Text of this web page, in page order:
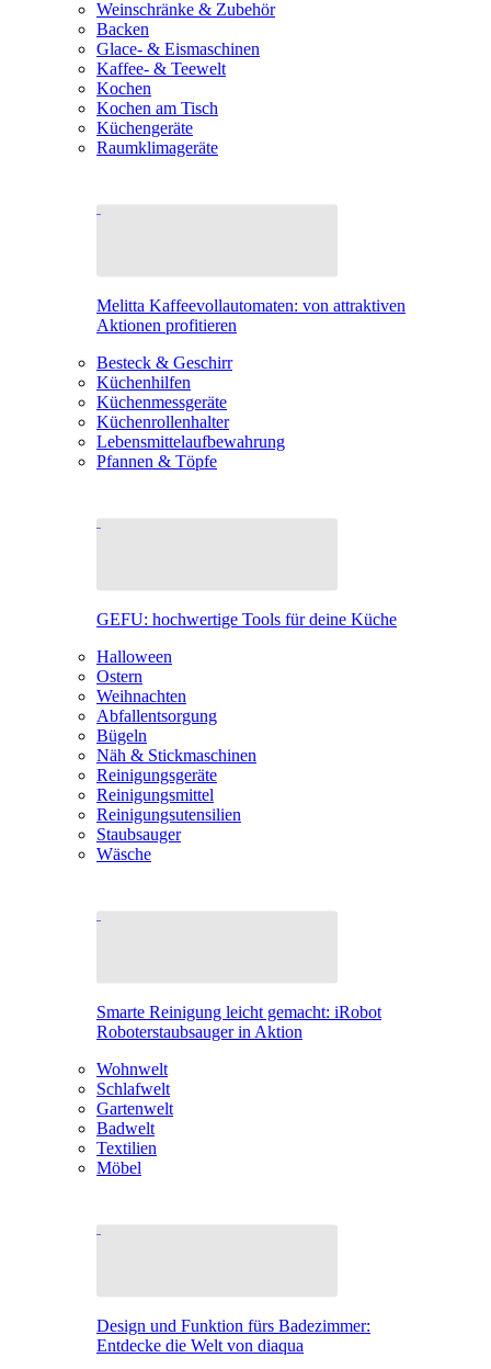
Weinschränke & Zubehör
Backen
Glace- & Eismaschinen
Kaffee- & Teewelt
Kochen
Kochen am Tisch
Küchengeräte
Raumklimageräte
Melitta Kaffeevollautomaten: von attraktiven
Aktionen profitieren
Besteck & Geschirr
Küchenhilfen
Küchenmessgeräte
Küchenrollenhalter
Lebensmittelaufbewahrung
Pfannen & Töpfe
GEFU: hochwertige Tools für deine Küche
Halloween
Ostern
Weihnachten
Abfallentsorgung
Bügeln
Näh & Stickmaschinen
Reinigungsgeräte
Reinigungsmittel
Reinigungsutensilien
Staubsauger
Wäsche
Smarte Reinigung leicht gemacht: iRobot
Roboterstaubsauger in Aktion
Wohnwelt
Schlafwelt
Gartenwelt
Badwelt
Textilien
Möbel
Design und Funktion fürs Badezimmer:
Entdecke die Welt von diaqua